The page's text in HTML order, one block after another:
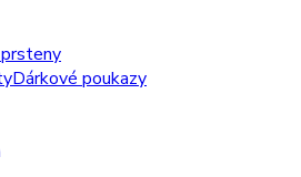
Dárkové poukazy